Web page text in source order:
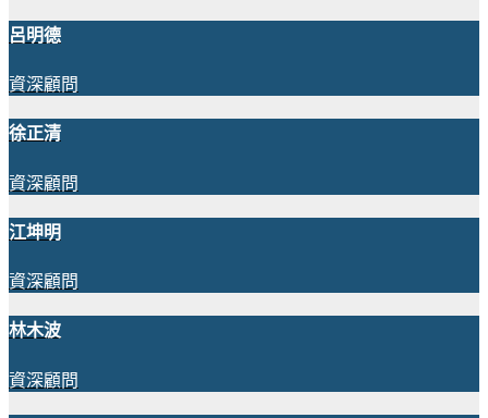
呂明德
資深顧問
徐正清
資深顧問
江坤明
資深顧問
林木波
資深顧問